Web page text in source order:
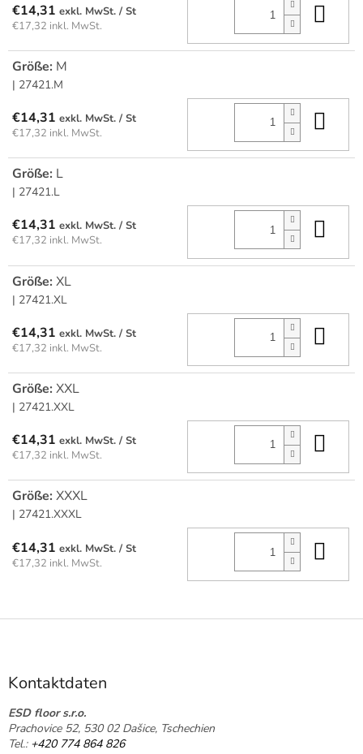
€14,31
/ St
€17,32 inkl. MwSt.
Größe: M
| 27421.M
€14,31
/ St
€17,32 inkl. MwSt.
Größe: L
| 27421.L
€14,31
/ St
€17,32 inkl. MwSt.
Größe: XL
| 27421.XL
€14,31
/ St
€17,32 inkl. MwSt.
Größe: XXL
| 27421.XXL
€14,31
/ St
€17,32 inkl. MwSt.
Größe: XXXL
| 27421.XXXL
€14,31
/ St
€17,32 inkl. MwSt.
F
Kontaktdaten
ESD floor s.r.o.
Prachovice 52, 530 02 Dašice, Tschechien
Tel.: +420 774 864 826